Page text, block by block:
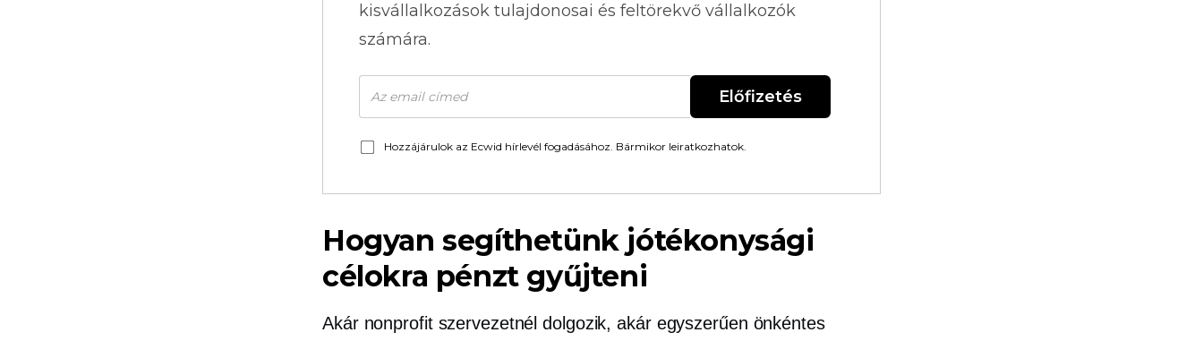
kisvállalkozások tulajdonosai és feltörekvő vállalkozók
számára.
Előfizetés
Hozzájárulok az Ecwid hírlevél fogadásához. Bármikor leiratkozhatok.
Hogyan segíthetünk jótékonysági
célokra pénzt gyűjteni
Akár nonprofit szervezetnél dolgozik, akár egyszerűen önkéntes